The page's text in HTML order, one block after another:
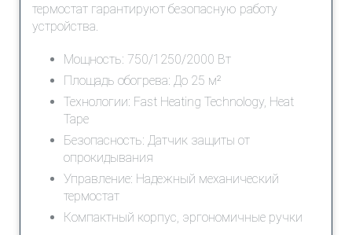
термостат гарантируют безопасную работу
устройства.
Мощность: 750/1250/2000 Вт
Площадь обогрева: До 25 м²
Технологии: Fast Heating Technology, Heat
Tape
Безопасность: Датчик защиты от
опрокидывания
Управление: Надежный механический
термостат
Компактный корпус, эргономичные ручки